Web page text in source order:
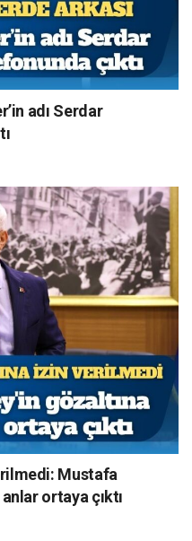
adı Serdar
Mustafa
anlar ortaya çıktı